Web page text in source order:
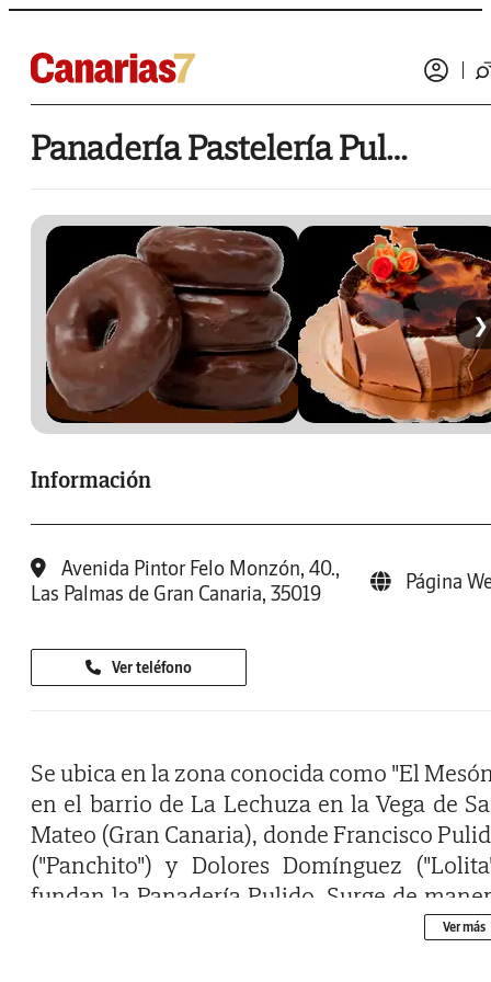
Panadería Pastelería Pulido
❯
Información
Avenida Pintor Felo Monzón, 40.,
Las Palmas de Gran Canaria, 35019
Página
Ver teléfono
Se ubica en la zona conocida como "El
en el barrio de La Lechuza en la Vega de
Mateo (Gran Canaria), donde Francisco
("Panchito") y Dolores Domínguez
fundan la Panadería Pulido. Surge de
espontánea, abasteciendo a los vecinos con
Ver más